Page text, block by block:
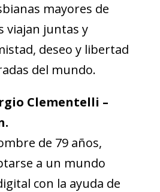
mayores de
viajan juntas y
deseo y libertad
del mundo.
Clementelli –
de 79 años,
a un mundo
con la ayuda de